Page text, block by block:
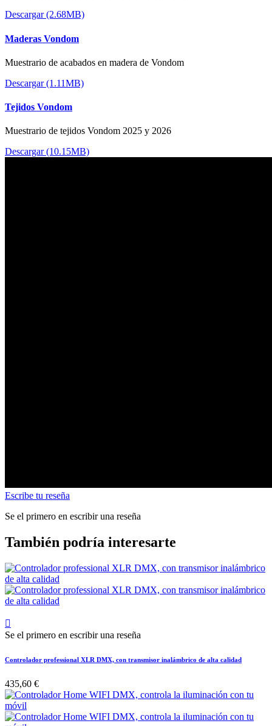
Descargar (2.68MB)
Maderas Vondom
Muestrario de acabados en madera de Vondom
Descargar (1.11MB)
Tejidos Vondom
Muestrario de tejidos Vondom 2025 y 2026
Descargar (10.15MB)
Escribe tu reseña
Se el primero en escribir una reseña
También podría interesarte

Se el primero en escribir una reseña
Controlador professional XLR DMX, con transmisor inalámbrico de alta calidad
435,60 €